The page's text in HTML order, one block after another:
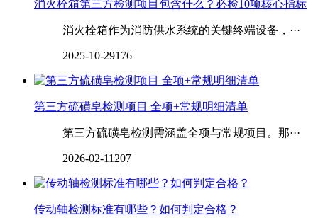
消火栓箱第三方检测项目包含什么？必检10项核心指标
消火栓箱作为消防供水系统的关键终端设备，···
2025-10-29176
第三方硫磺皂检测项目 全项+常规明细清单
第三方硫磺皂检测需涵盖全项与常规项目。那···
2026-02-11 207
‌‌‌‌传动轴检测标准有哪些？如何判定合格？